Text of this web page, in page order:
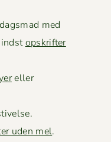
med
opskrifter
eller
uden mel.